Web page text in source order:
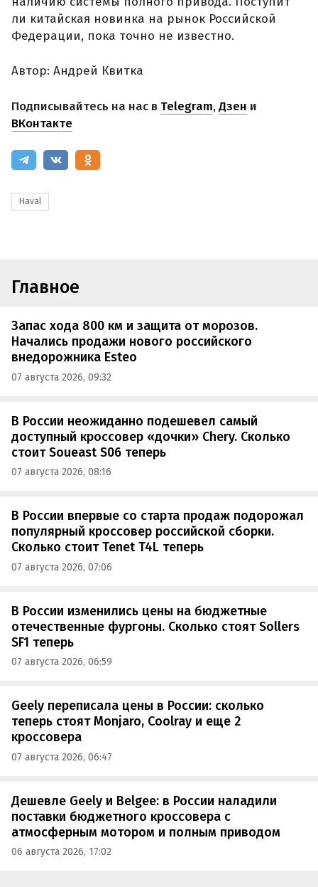
ли китайская новинка на рынок Российской
Федерации, пока точно не известно.
Автор: Андрей Квитка
Подписывайтесь на нас в Telegram,Дзен и
ВКонтакте
Haval
Главное
Запас хода 800 км и защита от морозов.
Начались продажи нового российского
внедорожника Esteo
07 августа 2026, 09:32
В России неожиданно подешевел самый
доступный кроссовер «дочки» Chery. Сколько
стоит Soueast S06 теперь
07 августа 2026, 08:16
В России впервые со старта продаж подорожал
популярный кроссовер российской сборки.
Сколько стоит Tenet T4L теперь
07 августа 2026, 07:06
В России изменились цены на бюджетные
отечественные фургоны. Сколько стоят Sollers
SF1 теперь
07 августа 2026, 06:59
Geely переписала цены в России: сколько
теперь стоят Monjaro, Coolray и еще 2
кроссовера
07 августа 2026, 06:47
Дешевле Geely и Belgee: в России наладили
поставки бюджетного кроссовера с
атмосферным мотором и полным приводом
06 августа 2026, 17:02